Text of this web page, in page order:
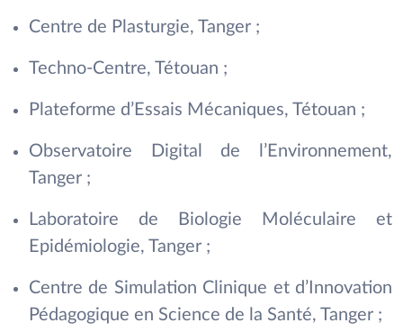
Centre de Plasturgie, Tanger ;
Techno-Centre, Tétouan ;
Plateforme d’Essais Mécaniques, Tétouan ;
Observatoire Digital de l’Environnement,
Tanger ;
Laboratoire de Biologie Moléculaire et
Epidémiologie, Tanger ;
Centre de Simulation Clinique et d’Innovation
Pédagogique en Science de la Santé, Tanger ;